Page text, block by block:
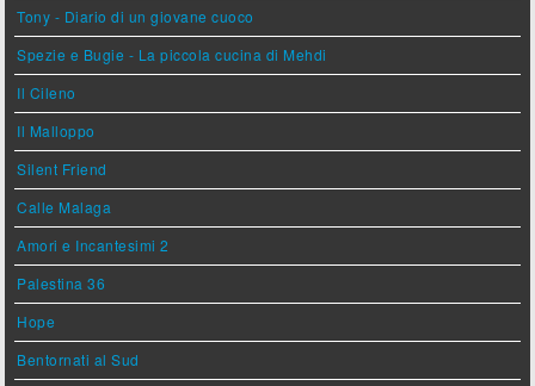
Tony - Diario di un giovane cuoco
Spezie e Bugie - La piccola cucina di Mehdi
Il Cileno
Il Malloppo
Silent Friend
Calle Malaga
Amori e Incantesimi 2
Palestina 36
Hope
Bentornati al Sud